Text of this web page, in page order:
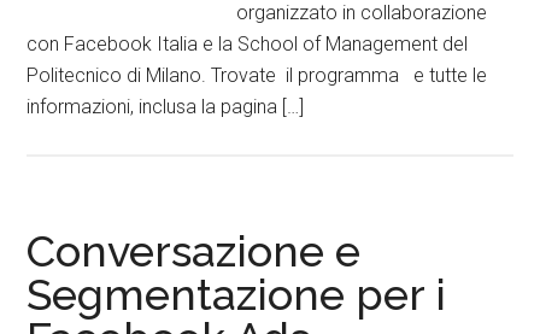
organizzato in collaborazione
con Facebook Italia e la School of Management del
Politecnico di Milano. Trovate il programma e tutte le
informazioni, inclusa la pagina […]
Conversazione e
Segmentazione per i